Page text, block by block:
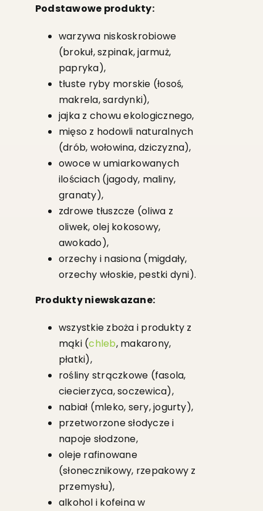
Podstawowe produkty:
warzywa niskoskrobiowe
(brokuł, szpinak, jarmuż,
papryka),
tłuste ryby morskie (łosoś,
makrela, sardynki),
jajka z chowu ekologicznego,
mięso z hodowli naturalnych
(drób, wołowina, dziczyzna),
owoce w umiarkowanych
ilościach (jagody, maliny,
granaty),
zdrowe tłuszcze (oliwa z
oliwek, olej kokosowy,
awokado),
orzechy i nasiona (migdały,
orzechy włoskie, pestki dyni).
Produkty niewskazane:
wszystkie zboża i produkty z
mąki (chleb, makarony,
płatki),
rośliny strączkowe (fasola,
ciecierzyca, soczewica),
nabiał (mleko, sery, jogurty),
przetworzone słodycze i
napoje słodzone,
oleje rafinowane
(słonecznikowy, rzepakowy z
przemysłu),
alkohol i kofeina w